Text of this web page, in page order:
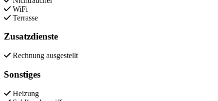
WiFi
Terrasse
Zusatzdienste
Rechnung ausgestellt
Sonstiges
Heizung